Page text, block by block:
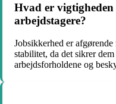
Hvad er
arbejdstagere?
Jobsikkerhed er
stabilitet, da det sikrer
arbejdsforholdene og